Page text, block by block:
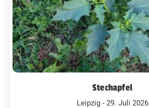
Stechapfel
Leipzig - 29. Juli 2026